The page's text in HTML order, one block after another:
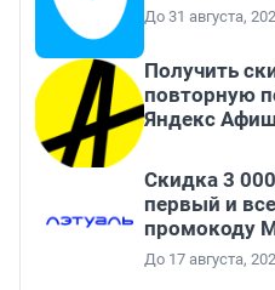
До 31 августа,
Получить
повторную
Яндекс
Скидка 3
первый и
промокоду
До 17 августа,